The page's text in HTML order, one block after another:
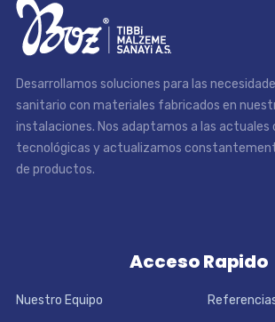
Desarrollamos soluciones para las
sanitario con materiales fabricados en
instalaciones. Nos adaptamos a las actuales
tecnológicas y actualizamos
de productos.
Acceso Rapido
Nuestro Equipo